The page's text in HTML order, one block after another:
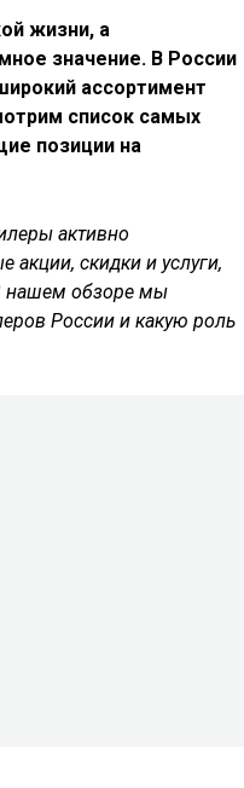
жизни, а
значение. В России
ассортимент
список самых
позиции на
активно
скидки и услуги,
нашем обзоре мы
России и какую роль